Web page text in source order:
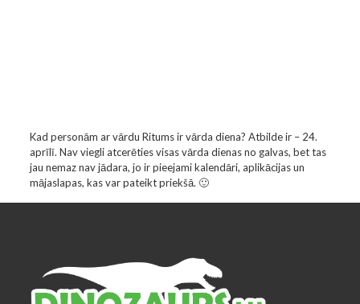
Kad personām ar vārdu Ritums ir vārda diena? Atbilde ir – 24.
aprīlī. Nav viegli atcerēties visas vārda dienas no galvas, bet tas
jau nemaz nav jādara, jo ir pieejami kalendāri, aplikācijas un
mājaslapas, kas var pateikt priekšā. 🙂